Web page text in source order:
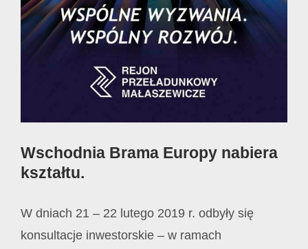
Wschodnia Brama Europy nabiera
kształtu.
W dniach 21 – 22 lutego 2019 r. odbyły się
konsultacje inwestorskie – w ramach